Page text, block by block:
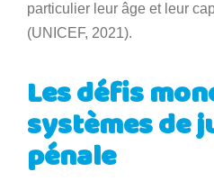
particulier leur âge et leur
(UNICEF, 2021).
Les défis
systèmes de
pénale